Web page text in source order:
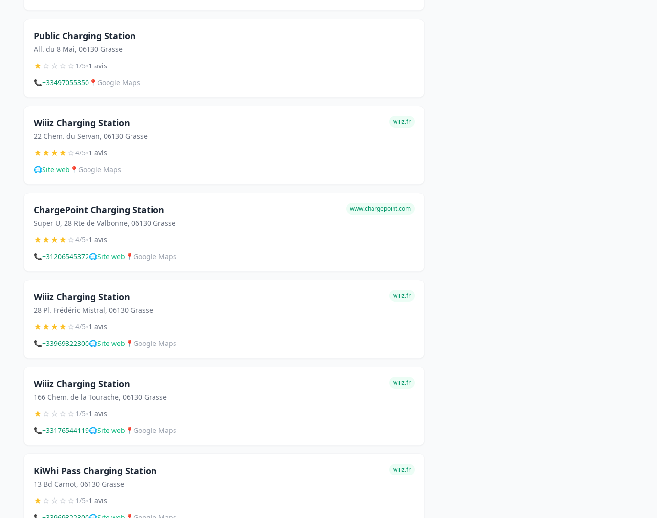
Public Charging Station
All. du 8 Mai, 06130 Grasse
★☆☆☆☆1/5•1 avis
📞+33497055350 📍 Google Maps
Wiiiz Charging Station
22 Chem. du Servan, 06130 Grasse
wiiiz.fr
★★★★☆4/5•1 avis
🌐Site web 📍 Google Maps
ChargePoint Charging Station
Super U, 28 Rte de Valbonne, 06130 Grasse
www.chargepoint.com
★★★★☆4/5•1 avis
📞+31206545372🌐Site web 📍 Google Maps
Wiiiz Charging Station
28 Pl. Frédéric Mistral, 06130 Grasse
wiiiz.fr
★★★★☆4/5•1 avis
📞+33969322300🌐Site web 📍 Google Maps
Wiiiz Charging Station
166 Chem. de la Tourache, 06130 Grasse
wiiiz.fr
★☆☆☆☆1/5•1 avis
📞+33176544119🌐Site web 📍 Google Maps
KiWhi Pass Charging Station
13 Bd Carnot, 06130 Grasse
wiiiz.fr
★☆☆☆☆1/5•1 avis